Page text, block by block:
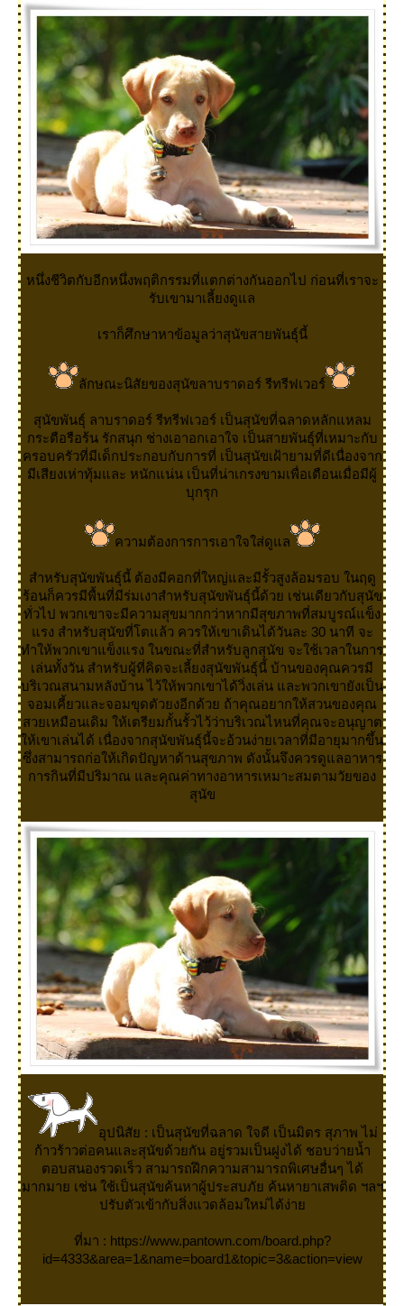
หนึ่งชีวิตกับอีกหนึ่งพฤติกรรมที่แตกต่างกันออกไป ก่อนที่เราจะ
รับเขามาเลี้ยงดูแล
เราก็ศึกษาหาข้อมูลว่าสุนัขสายพันธุ์นี้
ลักษณะนิสัยของสุนัขลาบราดอร์ รีทรีฟเวอร์
สุนัขพันธุ์ ลาบราดอร์ รีทรีฟเวอร์ เป็นสุนัขที่ฉลาดหลักแหลม
กระตือรือร้น รักสนุก ช่างเอาอกเอาใจ เป็นสายพันธุ์ที่เหมาะกับ
ครอบครัวที่มีเด็กประกอบกับการที่ เป็นสุนัขเฝ้ายามที่ดีเนื่องจาก
มีเสียงเห่าทุ้มและ หนักแน่น เป็นที่น่าเกรงขามเพื่อเตือนเมื่อมีผู้
บุกรุก
ความต้องการการเอาใจใส่ดูแล
สำหรับสุนัขพันธุ์นี้ ต้องมีคอกที่ใหญ่และมีรั้วสูงล้อมรอบ ในฤดู
ร้อนก็ควรมีพื้นที่มีร่มเงาสำหรับสุนัขพันธุ์นี้ด้วย เช่นเดียวกับสุนัข
ทั่วไป พวกเขาจะมีความสุขมากกว่าหากมีสุขภาพที่สมบูรณ์แข็ง
รง สำหรับสุนัขที่โตแล้ว ควรให้เขาเดินได้วันละ 30 นาที จะ
ทำให้พวกเขาแข็งแรง ในขณะที่สำหรับลูกสุนัข จะใช้เวลาในการ
เล่นทั้งวัน สำหรับผู้ที่คิดจะเลี้ยงสุนัขพันธุ์นี้ บ้านของคุณควรมี
บริเวณสนามหลังบ้าน ไว้ให้พวกเขาได้วิ่งเล่น และพวกเขายังเป็น
จอมเคี้ยวและจอมขุดตัวยงอีกด้วย ถ้าคุณอยากให้สวนของคุณ
สวยเหมือนเดิม ให้เตรียมกั้นรั้วไว้ว่าบริเวณไหนที่คุณจะอนุญาต
ห้เขาเล่นได้ เนื่องจากสุนัขพันธุ์นี้จะอ้วนง่ายเวลาที่มีอายุมากขึ้น
ซึ่งสามารถก่อให้เกิดปัญหาด้านสุขภาพ ดังนั้นจึงควรดูแลอาหาร
การกินที่มีปริมาณ และคุณค่าทางอาหารเหมาะสมตามวัยของ
สุนัข
อุปนิสัย : เป็นสุนัขที่ฉลาด ใจดี เป็นมิตร สุภาพ ไม่
ก้าวร้าวต่อคนและสุนัขด้วยกัน อยู่รวมเป็นฝูงได้ ชอบว่ายน้ำ
ตอบสนองรวดเร็ว สามารถฝึกความสามารถพิเศษอื่นๆ ได้
มากมาย เช่น ใช้เป็นสุนัขค้นหาผู้ประสบภัย ค้นหายาเสพติด ฯลฯ
ปรับตัวเข้ากับสิ่งแวดล้อมใหม่ได้ง่า
ที่มา : https://www.pantown.com/board.php?
id=4333&area=1&name=board1&topic=3&action=view